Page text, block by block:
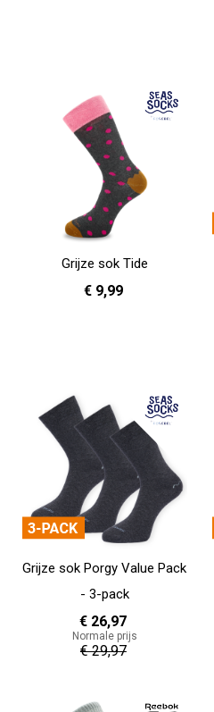
Grijze sok Tide
€ 9,99
Grijze sok Porgy Value Pack
- 3-pack
€ 26,97
Normale prijs
€ 29,97
In Winkelwagen